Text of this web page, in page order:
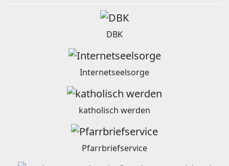
DBK
Internetseelsorge
katholisch werden
Pfarrbriefservice